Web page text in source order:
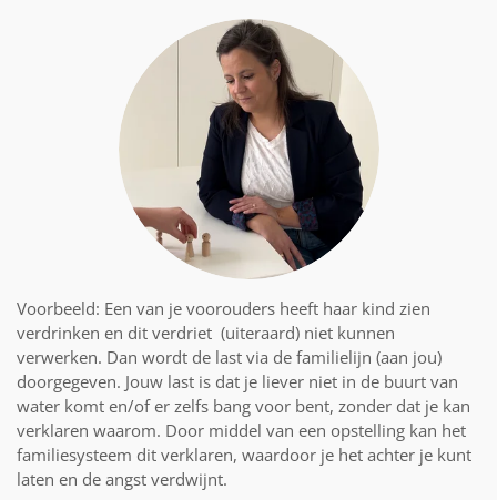
Voorbeeld: Een van je voorouders heeft haar kind zien
verdrinken en dit verdriet (uiteraard) niet kunnen
verwerken. Dan wordt de last via de familielijn (aan jou)
doorgegeven. Jouw last is dat je liever niet in de buurt van
water komt en/of er zelfs bang voor bent, zonder dat je kan
verklaren waarom. Door middel van een opstelling kan het
familiesysteem dit verklaren, waardoor je het achter je kunt
laten en de angst verdwijnt.